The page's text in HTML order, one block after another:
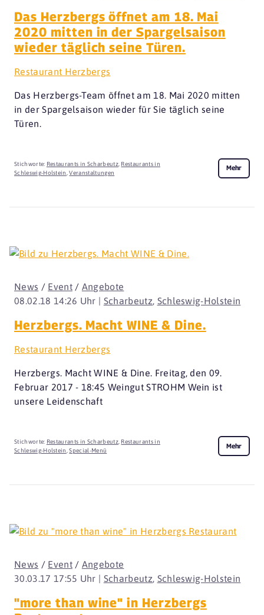
Das Herzbergs öffnet am 18. Mai
2020 mitten in der Spargelsaison
wieder täglich seine Türen.
Restaurant Herzbergs
Das Herzbergs-Team öffnet am 18. Mai 2020 mitten
in der Spargelsaison wieder für Sie täglich seine
Türen.
Stichworte: Restaurants in Scharbeutz, Restaurants in
Schleswig-Holstein,Veranstaltungen
Mehr
08.02.18 14:26 Uhr | Scharbeutz, Schleswig-Holstein
News / Event/ Angebote
Herzbergs. Macht WINE & Dine.
Restaurant Herzbergs
Herzbergs. Macht WINE & Dine. Freitag, den 09.
Februar 2017 - 18:45 Weingut STROHM Wein ist
unsere Leidenschaft
Stichworte: Restaurants in Scharbeutz, Restaurants in
Schleswig-Holstein,Special-Menü
Mehr
30.03.17 17:55 Uhr | Scharbeutz, Schleswig-Holstein
News / Event/ Angebote
"more than wine" in Herzbergs